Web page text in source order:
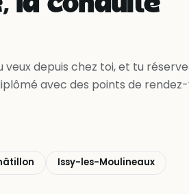
depuis chez toi, et tu
avec des points de
Issy-les-Moulineaux